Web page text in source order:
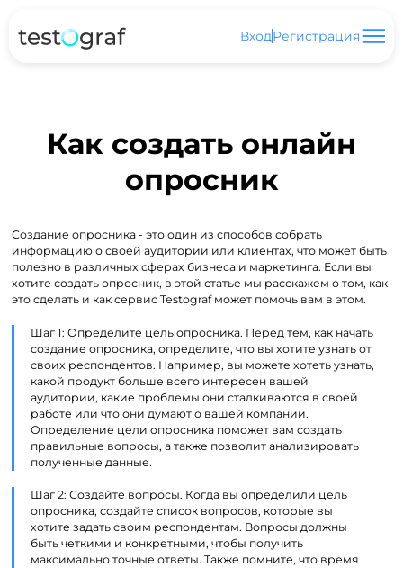
ВходРегистрация
Как создать онлайн
опросник
Создание опросника - это один из способов собрать
информацию о своей аудитории или клиентах, что может быть
полезно в различных сферах бизнеса и маркетинга. Если вы
хотите создать опросник, в этой статье мы расскажем о том, как
это сделать и как сервис Testograf может помочь вам в этом.
Шаг 1: Определите цель опросника. Перед тем, как начать
создание опросника, определите, что вы хотите узнать от
своих респондентов. Например, вы можете хотеть узнать,
какой продукт больше всего интересен вашей
аудитории, какие проблемы они сталкиваются в своей
работе или что они думают о вашей компании.
Определение цели опросника поможет вам создать
правильные вопросы, а также позволит анализировать
полученные данные.
Шаг 2: Создайте вопросы. Когда вы определили цель
опросника, создайте список вопросов, которые вы
хотите задать своим респондентам. Вопросы должны
быть четкими и конкретными, чтобы получить
максимально точные ответы. Также помните, что время